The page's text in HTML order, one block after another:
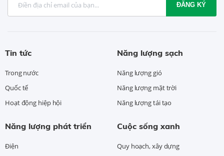
ĐĂNG KÝ
Tin tức
Trong nước
Quốc tế
Hoạt động hiệp hội
Năng lượng sạch
Năng lượng gió
Năng lượng mặt trời
Năng lượng tái tạo
Năng lượng phát triển
Điện
Cuộc sống xanh
Quy hoạch, xây dựng